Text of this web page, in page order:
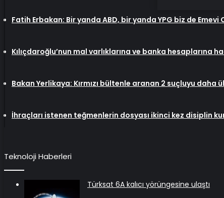
Fatih Erbakan: Bir yanda ABD, bir yanda YPG biz de Emevi
Kılıçdaroğlu’nun mal varlıklarına ve banka hesaplarına
Bakan Yerlikaya: Kırmızı bültenle aranan 2 suçluyu daha
İhraçları istenen teğmenlerin dosyası ikinci kez disiplin
Teknoloji Haberleri
Türksat 6A kalıcı yörüngesine ulaştı